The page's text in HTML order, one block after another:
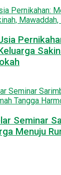
Seminar
Menuju